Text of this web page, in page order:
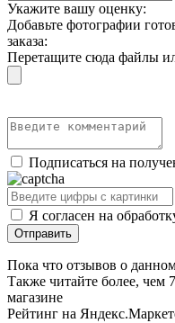
Укажите вашу оценку:
Добавьте фотографии
заказа:
Перетащите сюда файлы
Подписаться на
Я согласен на
Пока что отзывов о
Также читайте более, чем
магазине
Рейтинг на